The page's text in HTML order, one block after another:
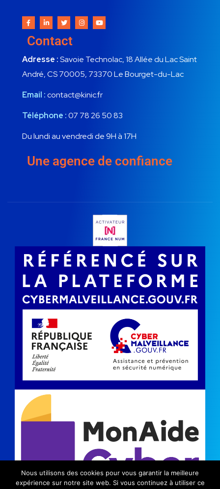
Contact
Adresse :Savoie Technolac, 18 Allée du Lac Saint
André, CS 70005, 73370 Le Bourget-du-Lac
Email :contact@kinic.fr
Téléphone :07 78 26 50 83
Du lundi au vendredi de 9H à 17H
Une agence de confiance
Nous utilisons des cookies pour vous garantir la meilleure
expérience sur notre site web. Si vous continuez à utiliser ce